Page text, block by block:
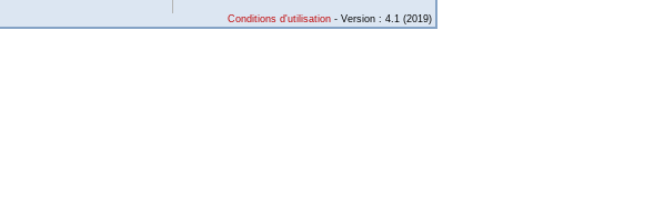
Conditions d'utilisation - Version : 4.1 (2019)